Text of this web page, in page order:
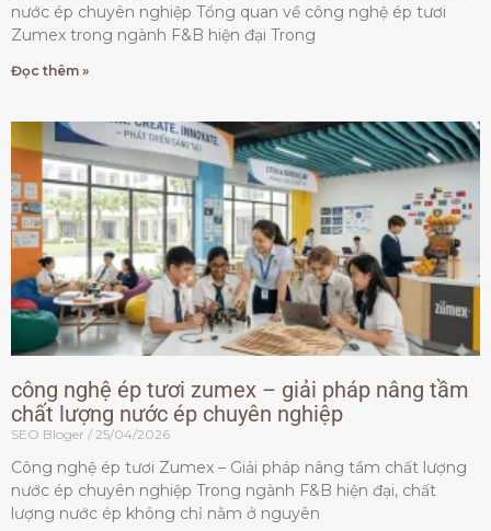
nước ép chuyên nghiệp Tổng quan về công nghệ ép tươi
Zumex trong ngành F&B hiện đại Trong
Đọc thêm »
công nghệ ép tươi zumex – giải pháp nâng tầm
chất lượng nước ép chuyên nghiệp
SEO Bloger 25/04/2026
Công nghệ ép tươi Zumex – Giải pháp nâng tầm chất lượng
nước ép chuyên nghiệp Trong ngành F&B hiện đại, chất
lượng nước ép không chỉ nằm ở nguyên